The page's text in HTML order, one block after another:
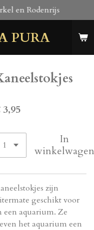
PURA
en Rodenrijs
In
winkelwagen
zijn
geschikt voor
een aquarium. Ze
het aquarium een